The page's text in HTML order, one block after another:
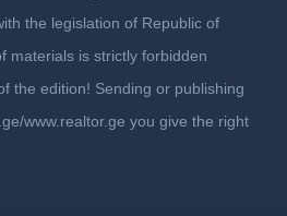
the legislation of Republic of
materials is strictly forbidden
the edition! Sending or publishing
www.realtor.ge you give the right